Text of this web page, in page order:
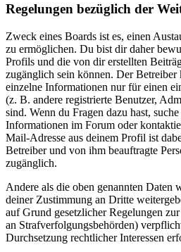
Regelungen bezüglich der
Zweck eines Boards ist es, einen
zu ermöglichen. Du bist dir daher
Profils und die von dir erstellten
zugänglich sein können. Der Betreiber
einzelne Informationen nur für einen
(z. B. andere registrierte Benutzer,
sind. Wenn du Fragen dazu hast,
Informationen im Forum oder
Mail-Adresse aus deinem Profil ist
Betreiber und von ihm beauftragte
zugänglich.
Andere als die oben genannten Daten
deiner Zustimmung an Dritte
auf Grund gesetzlicher Regelungen
an Strafverfolgungsbehörden)
Durchsetzung rechtlicher Interessen